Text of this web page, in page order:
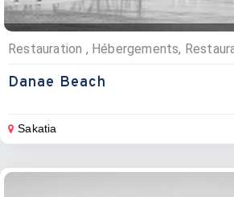
Restauration , Hébergements,
Danae Beach
Sakatia